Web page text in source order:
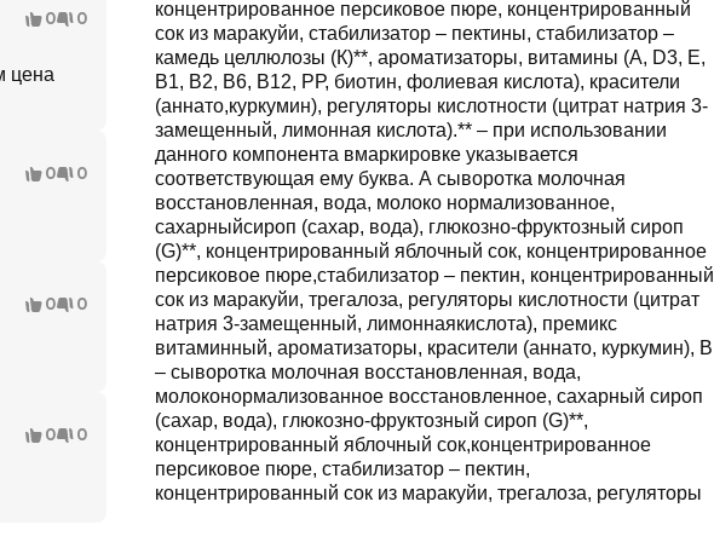
концентрированное персиковое пюре, концентрированный
сок из маракуйи, стабилизатор – пектины, стабилизатор –
камедь целлюлозы (К)**, ароматизаторы, витамины (А, D3, Е,
В1, В2, В6, В12, РР, биотин, фолиевая кислота), красители
(аннато,куркумин), регуляторы кислотности (цитрат натрия 3-
замещенный, лимонная кислота).** – при использовании
данного компонента вмаркировке указывается
соответствующая ему буква. А сыворотка молочная
восстановленная, вода, молоко нормализованное,
сахарныйсироп (сахар, вода), глюкозно-фруктозный сироп
(G)**, концентрированный яблочный сок, концентрированное
персиковое пюре,стабилизатор – пектин, концентрированный
сок из маракуйи, трегалоза, регуляторы кислотности (цитрат
натрия 3-замещенный, лимоннаякислота), премикс
витаминный, ароматизаторы, красители (аннато, куркумин), В
– сыворотка молочная восстановленная, вода,
молоконормализованное восстановленное, сахарный сироп
(сахар, вода), глюкозно-фруктозный сироп (G)**,
концентрированный яблочный сок,концентрированное
персиковое пюре, стабилизатор – пектин,
концентрированный сок из маракуйи, трегалоза, регуляторы
0 0
цена
0 0
0 0
0 0